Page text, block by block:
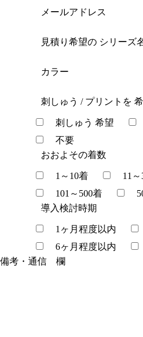
メールアドレス
見積り希望の シリーズ
カラー
刺しゅう / プリントを
刺しゅう 希望
不要
おおよその着数
1～10着 11
101～500着
導入検討時期
1ヶ月程度以内
6ヶ月程度以内
備考・通信 欄